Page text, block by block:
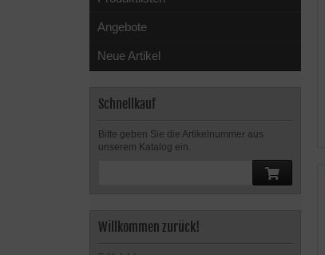
Angebote
Neue Artikel
Schnellkauf
Bitte geben Sie die Artikelnummer aus
unserem Katalog ein.
Willkommen zurück!